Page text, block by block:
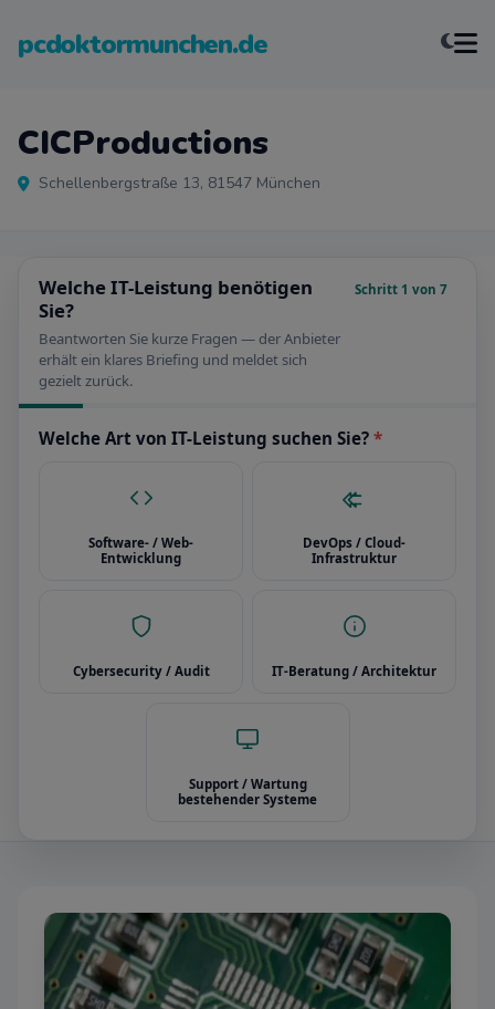
pcdoktormunchen.de
CICProductions
Schellenbergstraße 13, 81547 München
Welche IT-Leistung benötigen
Sie?
Beantworten Sie kurze Fragen — der Anbieter
erhält ein klares Briefing und meldet sich
gezielt zurück.
Schritt 1 von 7
Welche Art von IT-Leistung suchen Sie? *
Software- / Web-
Entwicklung
DevOps / Cloud-
Infrastruktur
Cybersecurity / Audit IT-Beratung / Architektur
Support / Wartung
bestehender Systeme